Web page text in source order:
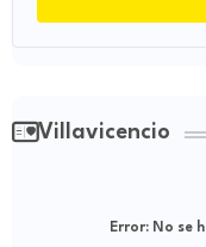
Villavicencio
Error:No se